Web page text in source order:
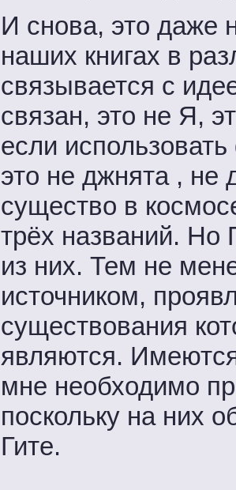
И снова, это даже
наших книгах в
связывается с
связан, это не Я,
если
это не джнята ,
существо в
трёх названий. Но
из них. Тем не
источником,
существования
являются.
мне необходимо
поскольку на них
Гите.